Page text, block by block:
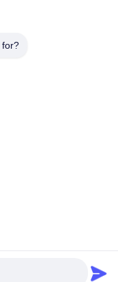
Co., Ltd. . Tutti i diritti
for?